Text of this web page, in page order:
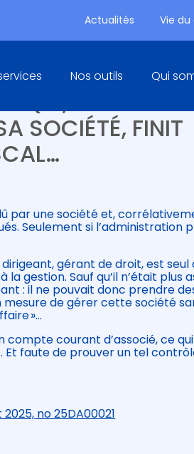
Actualités Vie
Nos outils Qui
QUI, ESTIMANT
SOCIÉTÉ, FINIT
par une société et,
Seulement si l’administration
dirigeant, gérant de droit, est seul
gestion. Sauf qu’il n’était plus
: il ne pouvait donc prendre
mesure de gérer cette société
»…
courant d’associé, ce
Et faute de prouver un tel
no 25DA00021